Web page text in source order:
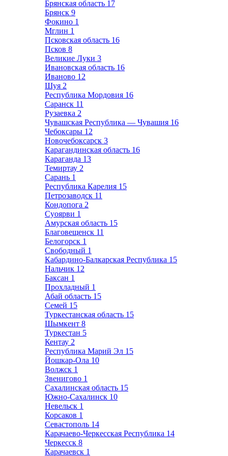
Брянская область 17
Брянск 9
Фокино 1
Мглин 1
Псковская область 16
Псков 8
Великие Луки 3
Ивановская область 16
Иваново 12
Шуя 2
Республика Мордовия 16
Саранск 11
Рузаевка 2
Чувашская Республика — Чувашия 16
Чебоксары 12
Новочебоксарск 3
Карагандинская область 16
Караганда 13
Темиртау 2
Сарань 1
Республика Карелия 15
Петрозаводск 11
Кондопога 2
Суоярви 1
Амурская область 15
Благовещенск 11
Белогорск 1
Свободный 1
Кабардино-Балкарская Республика 15
Нальчик 12
Баксан 1
Прохладный 1
Абай область 15
Семей 15
Туркестанская область 15
Шымкент 8
Туркестан 5
Кентау 2
Республика Марий Эл 15
Йошкар-Ола 10
Волжск 1
Звенигово 1
Сахалинская область 15
Южно-Сахалинск 10
Невельск 1
Корсаков 1
Севастополь 14
Карачаево-Черкесская Республика 14
Черкесск 8
Карачаевск 1